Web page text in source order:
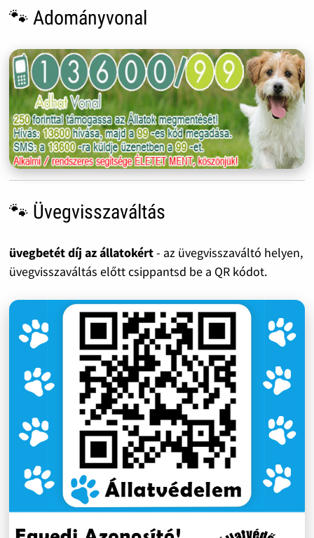
🐾 Adományvonal
🐾 Üvegvisszaváltás
üvegbetét díj az állatokért- az üvegvisszaváltó helyen,
üvegvisszaváltás előtt csippantsd be a QR kódot.